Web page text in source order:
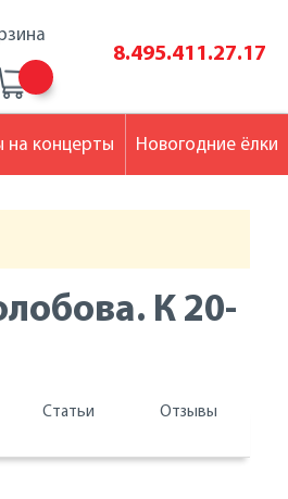
8.495.411.27.17
К 20-
Статьи Отзывы
на концерты Новогодние ёлки